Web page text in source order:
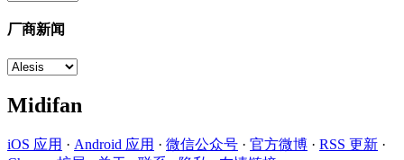
厂商新闻
Midifan
iOS 应用 · Android 应用 · 微信公众号 · 官方微博 · RSS 更新 ·